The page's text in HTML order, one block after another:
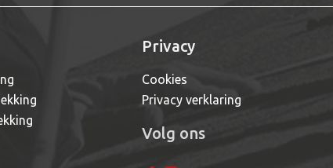
Privacy
Cookies
Privacy verklaring
Volg ons